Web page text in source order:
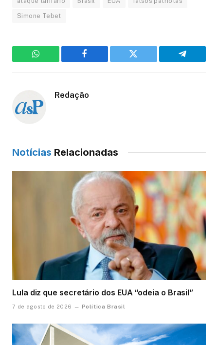
Simone Tebet
WhatsApp Facebook Twitter Telegram
Redação
Notícias Relacionadas
Lula diz que secretário dos EUA “odeia o Brasil”
7 de agosto de 2026 Política Brasil